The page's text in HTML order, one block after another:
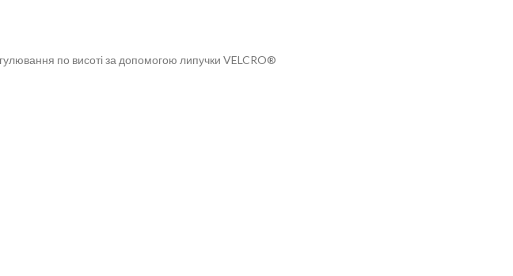
по висоті за допомогою липучки VELCRO®